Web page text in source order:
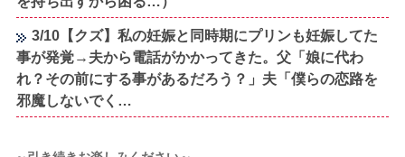
3/10【クズ】私の妊娠と同時期にプリンも妊娠してた
事が発覚→夫から電話がかかってきた。父「娘に代わ
れ？その前にする事があるだろう？」夫「僕らの恋路を
邪魔しないでく…